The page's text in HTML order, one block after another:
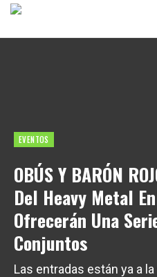
EVENTOS
OBÚS Y BARÓN
Del Heavy Metal
Ofrecerán Una
Conjuntos
Las entradas están ya a